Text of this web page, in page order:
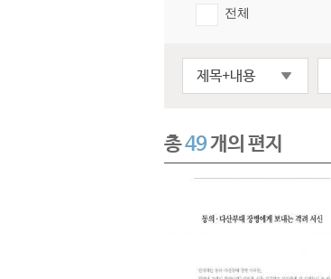
전체
제목+내용
총49개의 편지